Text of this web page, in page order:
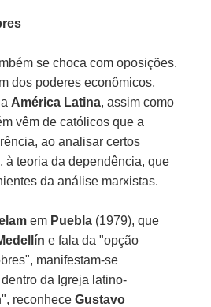
se choca com oposições.
dos poderes econômicos,
América Latina, assim como
vêm de católicos que a
ao analisar certos
à teoria da dependência, que
da análise marxistas.
em Puebla (1979), que
e fala da "opção
manifestam-se
da Igreja latino-
reconheceGustavo